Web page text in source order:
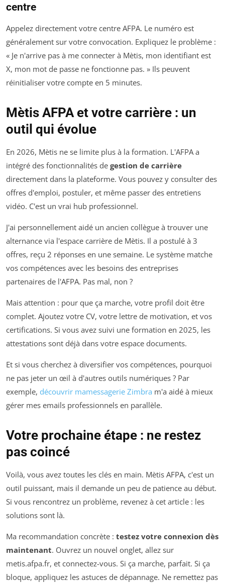
centre
Appelez directement votre centre AFPA. Le numéro est
généralement sur votre convocation. Expliquez le problème :
« Je n'arrive pas à me connecter à Mètis, mon identifiant est
X, mon mot de passe ne fonctionne pas. » Ils peuvent
réinitialiser votre compte en 5 minutes.
Mètis AFPA et votre carrière : un
outil qui évolue
En 2026, Mètis ne se limite plus à la formation. L'AFPA a
intégré des fonctionnalités de gestion de carrière
directement dans la plateforme. Vous pouvez y consulter des
offres d'emploi, postuler, et même passer des entretiens
vidéo. C'est un vrai hub professionnel.
J'ai personnellement aidé un ancien collègue à trouver une
alternance via l'espace carrière de Mètis. Il a postulé à 3
offres, reçu 2 réponses en une semaine. Le système matche
vos compétences avec les besoins des entreprises
partenaires de l'AFPA. Pas mal, non ?
Mais attention : pour que ça marche, votre profil doit être
complet. Ajoutez votre CV, votre lettre de motivation, et vos
certifications. Si vous avez suivi une formation en 2025, les
attestations sont déjà dans votre espace documents.
Et si vous cherchez à diversifier vos compétences, pourquoi
ne pas jeter un œil à d'autres outils numériques ? Par
exemple, découvrir mamessagerie Zimbra m'a aidé à mieux
gérer mes emails professionnels en parallèle.
Votre prochaine étape : ne restez
pas coincé
Voilà, vous avez toutes les clés en main. Mètis AFPA, c'est un
outil puissant, mais il demande un peu de patience au début.
Si vous rencontrez un problème, revenez à cet article : les
solutions sont là.
Ma recommandation concrète : testez votre connexion dès
maintenant. Ouvrez un nouvel onglet, allez sur
metis.afpa.fr, et connectez-vous. Si ça marche, parfait. Si ça
bloque, appliquez les astuces de dépannage. Ne remettez pas